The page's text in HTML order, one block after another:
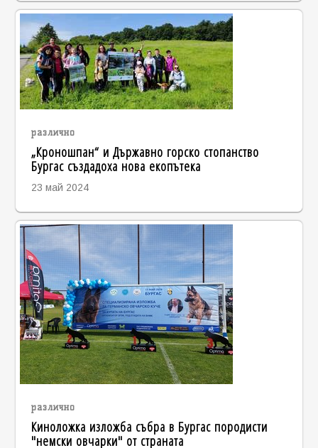
различно
„Кроношпан“ и Държавно горско стопанство
Бургас създадоха нова екопътека
23 май 2024
различно
Киноложка изложба събра в Бургас породисти
"немски овчарки" от страната